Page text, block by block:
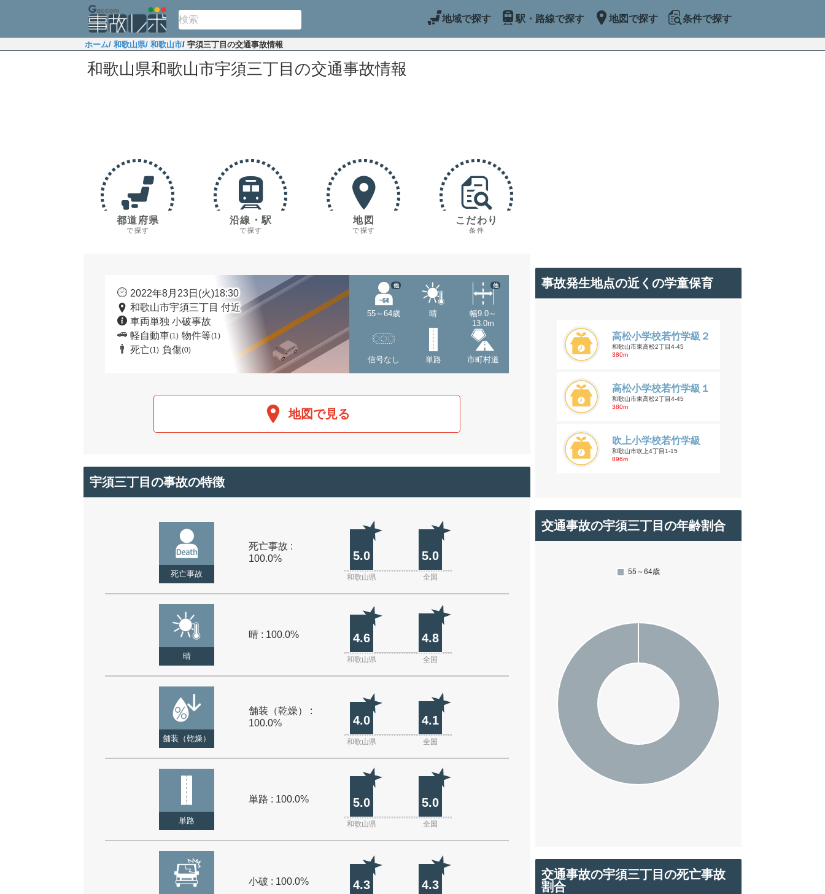
地域で探す 駅・路線で探す 地図で探す 条件で探す
ホーム/ 和歌山県/ 和歌山市/ 宇須三丁目の交通事故情報
和歌山県和歌山市宇須三丁目の交通事故情報
都道府県
で探す
沿線・駅
で探す
地図
で探す
こだわり
条件
2022年8月23日(火)18:30
和歌山市宇須三丁目 付近
車両単独 小破事故
軽自動車(1) 物件等(1)
死亡(1) 負傷(0)
55～64歳
他
晴
幅9.0～
13.0m
他
信号なし 単路 市町村道
地図で見る
宇須三丁目の事故の特徴
死亡事故
死亡事故 :
100.0%
5.0 5.0
和歌山県 全国
晴
晴 : 100.0% 4.6 4.8
和歌山県 全国
舗装（乾燥）
舗装（乾燥） :
100.0%
4.0 4.1
和歌山県 全国
単路
単路 : 100.0% 5.0 5.0
和歌山県 全国
小破 : 100.0% 4.3 4.3
事故発生地点の近くの学童保育
高松小学校若竹学級２
和歌山市東高松2丁目4-45
380m
高松小学校若竹学級１
和歌山市東高松2丁目4-45
380m
吹上小学校若竹学級
和歌山市吹上4丁目1-15
896m
交通事故の宇須三丁目の年齢割合
交通事故の宇須三丁目の死亡事故
割合